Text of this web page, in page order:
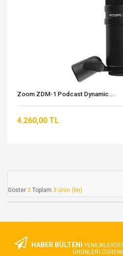
Zoom ZDM-1 Podcast Dynamic...
4.260,00 TL
Göster 3 Toplam 3 ürün (ler)
HABER BÜLTENİ
ÜRÜNLERI